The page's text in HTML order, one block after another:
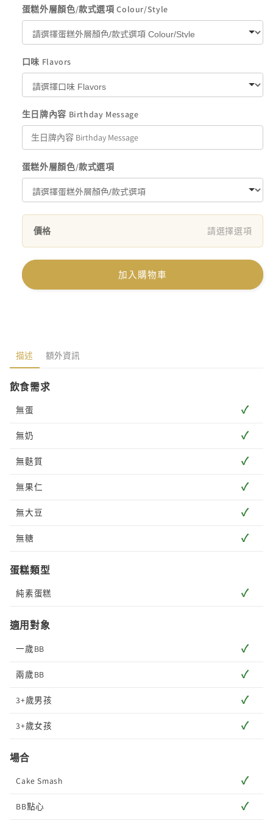
蛋糕外層顏色/款式選項 Colour/Style
口味 Flavors
生日牌內容 Birthday Message
蛋糕外層顏色/款式選項
價格 請選擇選項
加入購物車
描述 額外資訊
飲食需求
無蛋 ✓
無奶 ✓
無麩質 ✓
無果仁 ✓
無大豆 ✓
無糖 ✓
蛋糕類型
純素蛋糕 ✓
適用對象
一歲BB ✓
兩歲BB ✓
3+歲男孩 ✓
3+歲女孩 ✓
場合
Cake Smash ✓
BB點心 ✓